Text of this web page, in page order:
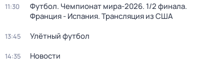
11:30
Футбол. Чемпионат мира-2026. 1/2 финала.
Франция - Испания. Трансляция из США
13:45 Улётный футбол
14:35 Новости